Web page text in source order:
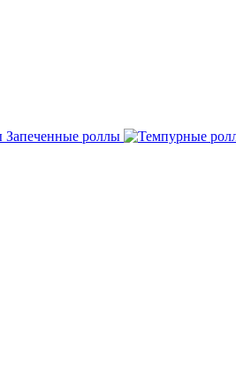
Запеченные роллы